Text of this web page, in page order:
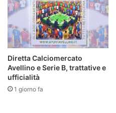
Diretta Calciomercato
Avellino e Serie B, trattative e
ufficialità
1 giorno fa